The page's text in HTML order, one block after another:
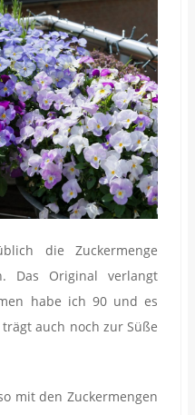
die Zuckermenge
Das Original verlangt
habe ich 90 und es
auch noch zur Süße
mit den Zuckermengen